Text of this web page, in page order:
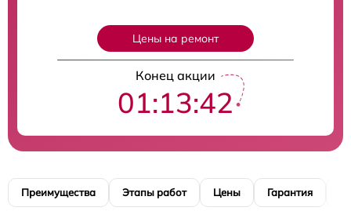
Цены на ремонт
Конец акции
01:13:41
Преимущества Этапы работ Цены Гарантия